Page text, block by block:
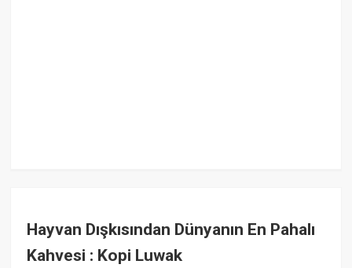
Hayvan Dışkısından Dünyanın En Pahalı
Kahvesi : Kopi Luwak